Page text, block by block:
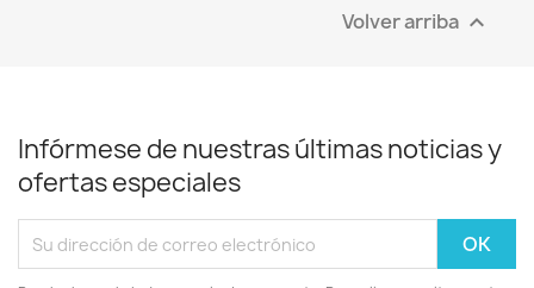
Volver arriba 
Infórmese de nuestras últimas noticias y
ofertas especiales